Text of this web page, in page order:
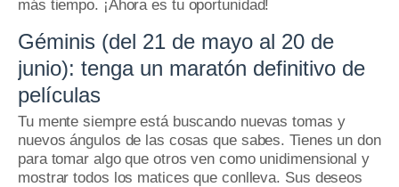
más tiempo. ¡Ahora es tu oportunidad!
Géminis (del 21 de mayo al 20 de
junio): tenga un maratón definitivo de
películas
Tu mente siempre está buscando nuevas tomas y
nuevos ángulos de las cosas que sabes.Tienes un don
para tomar algo que otros ven como unidimensional y
mostrar todos los matices que conlleva. Sus deseos